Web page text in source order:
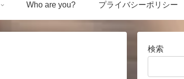
Who are you? プライバシーポリシー
検索